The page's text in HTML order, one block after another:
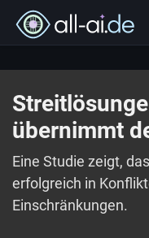
übernimmt
Eine Studie zeigt,
erfolgreich in
Einschränkungen.